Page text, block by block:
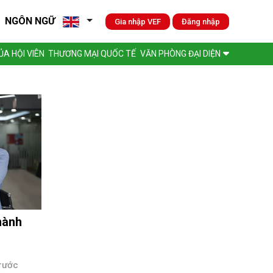
NGÔN NGỮ Gia nhập VEF Đăng nhập
HỘI VIÊN THƯƠNG MẠI QUỐC TẾ VĂN PHÒNG ĐẠI DIỆN